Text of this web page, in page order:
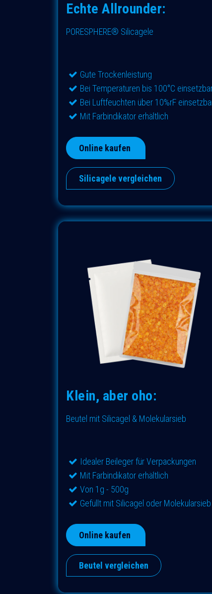
Echte Allrounder:
PORESPHERE® Silicagele
Gute Trockenleistung
Bei Temperaturen bis 100°C
Bei Luftfeuchten über 10%rF
Mit Farbindikator erhältlich
Online kaufen
Silicagele vergleichen
Klein, aber oho:
Beutel mit Silicagel & Molekularsieb
​​Idealer Beileger für Verpackungen
Mit Farbindikator erhältlich
Von 1g - 500g
​​Gefüllt mit Silicagel oder Molekularsieb
Online kaufen
Beutel vergleichen